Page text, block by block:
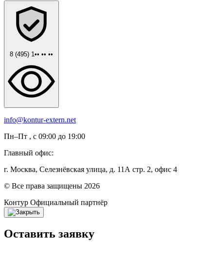
8 (495) 1•• •• ••
info@kontur-extern.net
Пн–Пт , с 09:00 до 19:00
Главный офис:
г. Москва, Селезнёвская улица, д. 11А стр. 2, офис 4
© Все права защищены 2026
Контур Официальный партнёр
Оставить заявку